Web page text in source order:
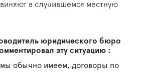
в случившемся местную
юридического бюро
эту ситуацию :
мы обычно имеем, договоры по